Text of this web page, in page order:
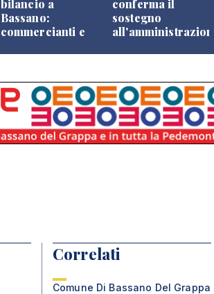
bilancio a
Bassano:
commercianti e
conferma il
sostegno
all'amministrazione
Correlati
Comune Di Bassano Del Grappa